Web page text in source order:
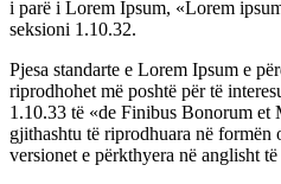
i parë i Lorem Ipsum, «Lorem
seksioni 1.10.32.
Pjesa standarte e Lorem Ipsum e
riprodhohet më poshtë për të
1.10.33 të «de Finibus Bonorum et
gjithashtu të riprodhuara në formën
versionet e përkthyera në anglisht